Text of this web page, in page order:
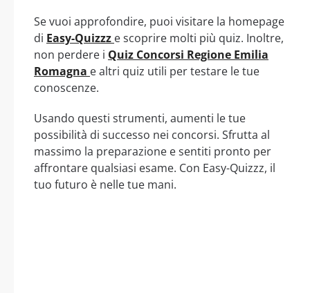
Se vuoi approfondire, puoi visitare la homepage
di Easy-Quizzz e scoprire molti più quiz. Inoltre,
non perdere i Quiz Concorsi Regione Emilia
Romagna e altri quiz utili per testare le tue
conoscenze.
Usando questi strumenti, aumenti le tue
possibilità di successo nei concorsi. Sfrutta al
massimo la preparazione e sentiti pronto per
affrontare qualsiasi esame. Con Easy-Quizzz, il
tuo futuro è nelle tue mani.